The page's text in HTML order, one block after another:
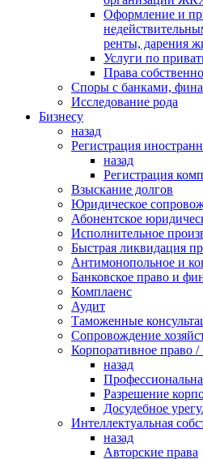
Оформление и
ренты, дарения
Услуги по
Права
Cпоры с банками,
Исследование рода
Бизнесу
назад
Регистрация
назад
Регистрация
Взыскание долгов
Юридическое
Абонентское
Исполнительное
Быстрая ликвидация
Антимонопольное и
Банковское право и
Комплаенс
Аудит
Таможенные
Сопровождение
Корпоративное право
назад
Разрешение
Досудебное
Интеллектуальная
назад
Авторские права